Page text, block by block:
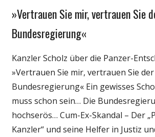
Wirtschaft
Wissenschaft
»Vertrauen Sie mir, vertrauen Sie
Bundesregierung«
Kanzler Scholz über die Panzer-
»Vertrauen Sie mir, vertrauen Sie der
Bundesregierung« Ein gewisses
muss schon sein… Die
hochserös… Cum-Ex-Skandal – Der
Kanzler“ und seine Helfer in Justiz